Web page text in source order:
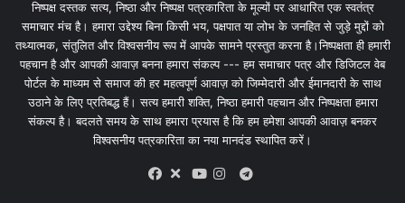
निष्पक्ष दस्तक सत्य, निष्ठा और निष्पक्ष पत्रकारिता के मूल्यों पर आधारित एक स्वतंत्र
समाचार मंच है। हमारा उद्देश्य बिना किसी भय, पक्षपात या लोभ के जनहित से जुड़े मुद्दों को
तथ्यात्मक, संतुलित और विश्वसनीय रूप में आपके सामने प्रस्तुत करना है।निष्पक्षता ही हमारी
पहचान है और आपकी आवाज़ बनना हमारा संकल्प --- हम समाचार पत्र और डिजिटल वेब
पोर्टल के माध्यम से समाज की हर महत्वपूर्ण आवाज़ को जिम्मेदारी और ईमानदारी के साथ
उठाने के लिए प्रतिबद्ध हैं। सत्य हमारी शक्ति, निष्ठा हमारी पहचान और निष्पक्षता हमारा
संकल्प है। बदलते समय के साथ हमारा प्रयास है कि हम हमेशा आपकी आवाज़ बनकर
विश्वसनीय पत्रकारिता का नया मानदंड स्थापित करें।
X
Telegram